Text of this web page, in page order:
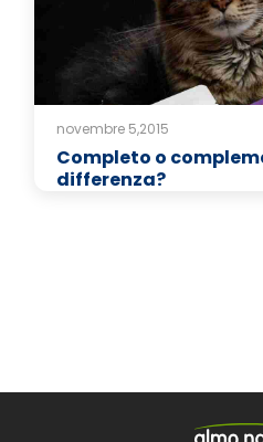
novembre 5,2015
Completo o
differenza?